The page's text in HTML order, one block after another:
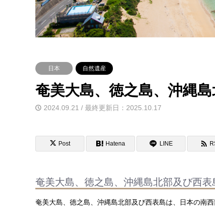
日本 自然遺産
奄美大島、徳之島、沖縄
2024.09.21 / 最終更新日：2025.10.17
Post Hatena LINE
奄美大島、徳之島、沖縄島北部及び西表
奄美大島、徳之島、沖縄島北部及び西表島は、日本の南